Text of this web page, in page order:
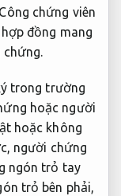
chứng viên
đồng mang
trong trường
hoặc người
hoặc không
người chứng
ngón trỏ tay
trỏ bên phải,